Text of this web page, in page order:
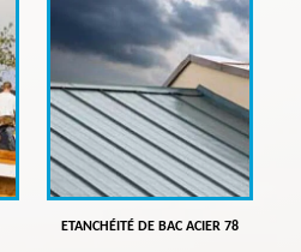
ETANCHÉITÉ DE BAC ACIER 78